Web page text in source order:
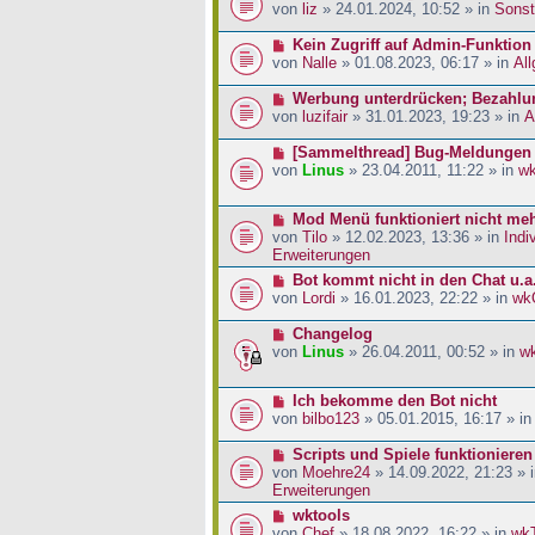
g
i
a
r
e
i
a
e
e
r
e
i
a
von liz » 24.01.2024, 10:52 » in
N
e
e
r
e
i
r
a
g
Kein Zugriff auf Admin-
von Nalle » 01.08.2023, 06:17 » in
N
e
e
r
e
t
r
a
g
Werbung unterdrücken;
von luzifair » 31.01.2023, 19:23 » in
N
e
e
B
e
t
a
g
[Sammelthread] Bug-Meldungen
von Linus » 23.04.2011, 11:22 » in
N
e
u
e
B
e
t
a
g
Mod Menü funktioniert nicht
von Tilo » 12.02.2023, 13:36 » in
Erweiterungen
N
e
e
r
e
t
r
a
g
Bot kommt nicht in den Chat u.a.
von
Lordi » 16.01.2023, 22:22 » in
N
e
e
B
e
t
r
a
g
Changelog
von Linus » 26.04.2011, 00:52 » in
N
e
e
r
B
e
Ich bekomme den Bot nicht
von bilbo123 » 05.01.2015, 16:17 » in
N
e
u
e
Scripts und Spiele
von Moehre24 » 14.09.2022, 21:23 »
Erweiterungen
Nwktools